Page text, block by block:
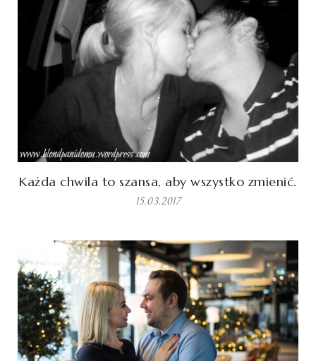
Każda chwila to szansa, aby wszystko zmienić.
15.03.2017